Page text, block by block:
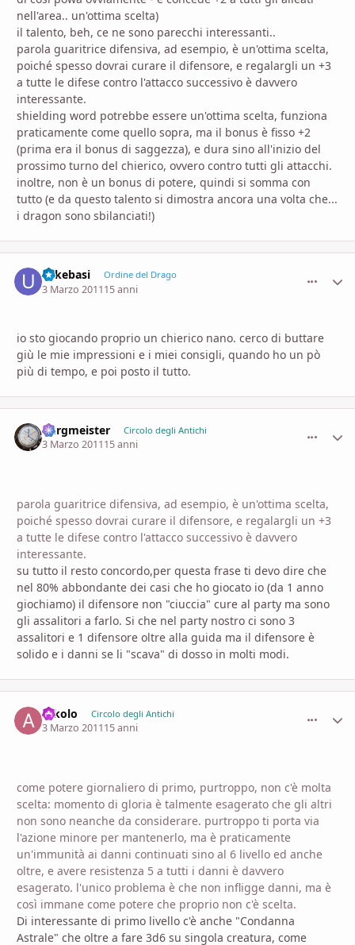
nell'area.. un'ottima scelta)
il talento, beh, ce ne sono parecchi interessanti..
parola guaritrice difensiva, ad esempio, è un'ottima scelta,
poiché spesso dovrai curare il difensore, e regalargli un +3
a tutte le difese contro l'attacco successivo è davvero
interessante.
shielding word potrebbe essere un'ottima scelta, funziona
praticamente come quello sopra, ma il bonus è fisso +2
(prima era il bonus di saggezza), e dura sino all'inizio del
prossimo turno del chierico, ovvero contro tutti gli attacchi.
inoltre, non è un bonus di potere, quindi si somma con
tutto (e da questo talento si dimostra ancora una volta che...
i dragon sono sbilanciati!)
uskebasi Ordine del Drago
3 Marzo 201115 anni
io sto giocando proprio un chierico nano. cerco di buttare
giù le mie impressioni e i miei consigli, quando ho un pò
più di tempo, e poi posto il tutto.
burgmeister Circolo degli Antichi
3 Marzo 201115 anni
parola guaritrice difensiva, ad esempio, è un'ottima scelta,
poiché spesso dovrai curare il difensore, e regalargli un +3
a tutte le difese contro l'attacco successivo è davvero
interessante.
su tutto il resto concordo,per questa frase ti devo dire che
nel 80% abbondante dei casi che ho giocato io (da 1 anno
giochiamo) il difensore non "ciuccia" cure al party ma sono
gli assalitori a farlo. Si che nel party nostro ci sono 3
assalitori e 1 difensore oltre alla guida ma il difensore è
solido e i danni se li "scava" di dosso in molti modi.
arkolo Circolo degli Antichi
3 Marzo 201115 anni
come potere giornaliero di primo, purtroppo, non c'è molta
scelta: momento di gloria è talmente esagerato che gli altri
non sono neanche da considerare. purtroppo ti porta via
l'azione minore per mantenerlo, ma è praticamente
un'immunità ai danni continuati sino al 6 livello ed anche
oltre, e avere resistenza 5 a tutti i danni è davvero
esagerato. l'unico problema è che non infligge danni, ma è
così immane come potere che proprio non c'è scelta.
Di interessante di primo livello c'è anche "Condanna
Astrale" che oltre a fare 3d6 su singola creatura, come